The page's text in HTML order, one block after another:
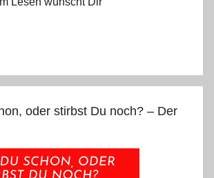
oder stirbst Du noch? – Der